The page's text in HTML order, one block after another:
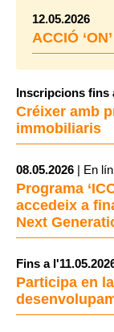
12.05.2026
ACCIÓ
Inscripcions fins
Créixer amb
immobiliaris
08.05.2026 | En
Programa
accedeix a
Next
Fins a
Participa en